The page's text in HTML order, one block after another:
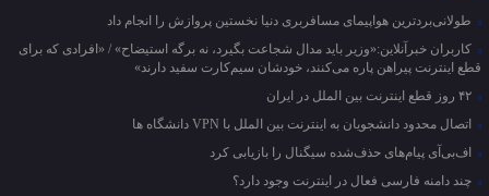
طولانی‌بردترین هواپیمای مسافربری دنیا نخستین پروازش را انجام داد
کاربران خبرآنلاین:«وزیر باید مدال شجاعت بگیرد، نه برگه استیضاح» / «افرادی که برای
قطع اینترنت پیراهن پاره می‌کنند، خودشان سیم‌کارت سفید دارند»
اتصال محدود دانشجویان به اینترنت بین الملل با VPN دانشگاه ها
اف‌بی‌آی پیام‌های حذف‌شده سیگنال را بازیابی کرد
چند دامنه فارسی فعال در اینترنت وجود دارد؟